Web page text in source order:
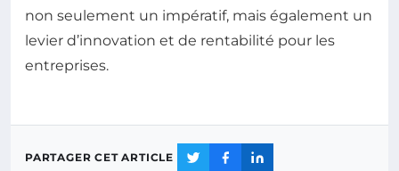
non seulement un impératif, mais également un
levier d’innovation et de rentabilité pour les
entreprises.
PARTAGER CET ARTICLE